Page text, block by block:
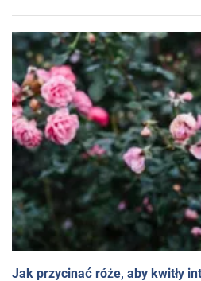
Jak przycinać róże, aby kwitły